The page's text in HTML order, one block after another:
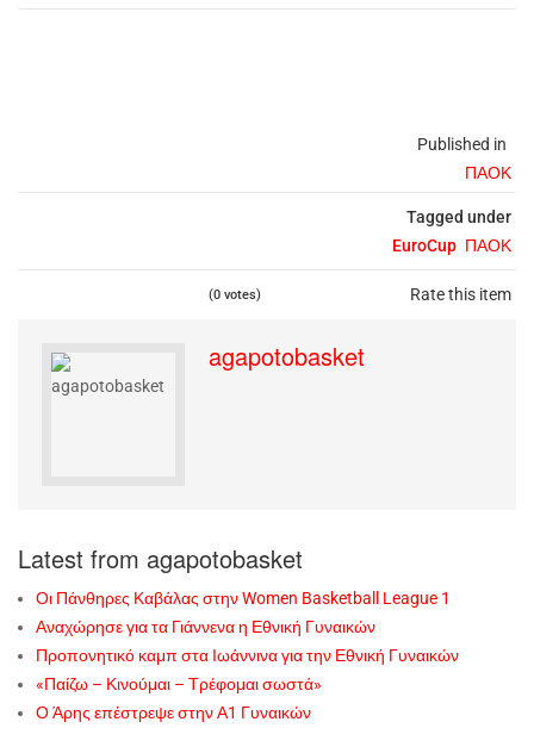
Published in
ΠΑΟΚ
Tagged under
EuroCup ΠΑΟΚ
Rate this item
(0 votes)
agapotobasket
Latest from agapotobasket
Οι Πάνθηρες Καβάλας στην Women Basketball League 1
Αναχώρησε για τα Γιάννενα η Εθνική Γυναικών
Προπονητικό καμπ στα Ιωάννινα για την Εθνική Γυναικών
«Παίζω – Κινούμαι – Τρέφομαι σωστά»
Ο Άρης επέστρεψε στην Α1 Γυναικών